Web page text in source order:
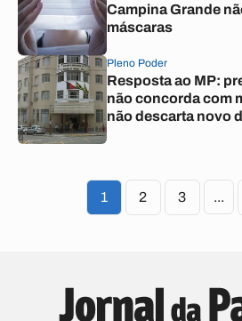
Campina Grande
máscaras
Pleno Poder
Resposta ao MP:
não concorda com
não descarta novo
1 2 3 ...